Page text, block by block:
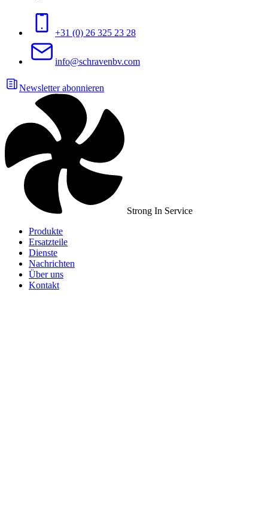
+31 (0) 26 325 23 28
info@schravenbv.com
Newsletter abonnieren
Strong In Service
Produkte
Ersatzteile
Dienste
Nachrichten
Über uns
Kontakt